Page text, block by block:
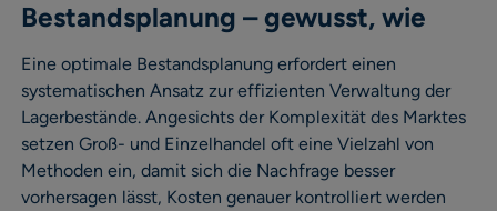
Bestandsplanung – gewusst, wie
Eine optimale Bestandsplanung erfordert einen
systematischen Ansatz zur effizienten Verwaltung der
Lagerbestände. Angesichts der Komplexität des Marktes
setzen Groß- und Einzelhandel oft eine Vielzahl von
Methoden ein, damit sich die Nachfrage besser
vorhersagen lässt, Kosten genauer kontrolliert werden